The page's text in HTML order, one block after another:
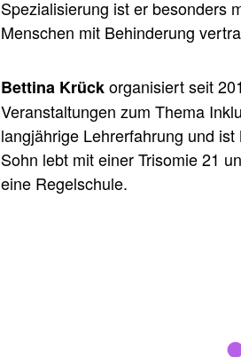
Spezialisierung ist er besonders
Menschen mit Behinderung
Bettina Krückorganisiert seit
Veranstaltungen zum Thema
langjährige Lehrerfahrung und
Sohn lebt mit einer Trisomie 21
eine Regelschule.